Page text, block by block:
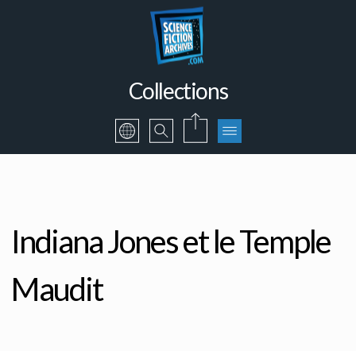
Collections
Indiana Jones et le Temple
Maudit